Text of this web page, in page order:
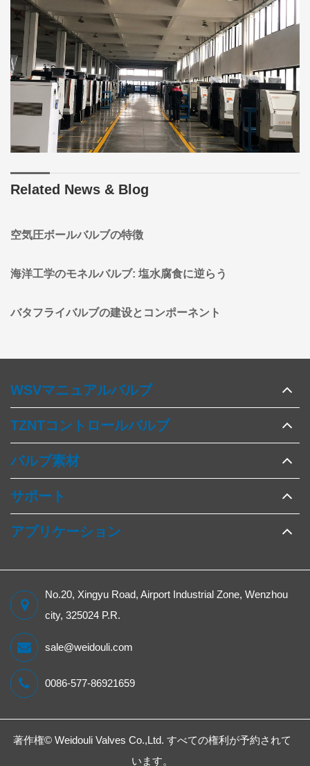
Related News & Blog
空気圧ボールバルブの特徴
海洋工学のモネルバルブ: 塩水腐食に逆らう
バタフライバルブの建设とコンポーネント
WSVマニュアルバルブ
TZNTコントロールバルブ
バルブ素材
サポート
アプリケーション
No.20, Xingyu Road, Airport Industrial Zone, Wenzhou
city, 325024 P.R.
sale@weidouli.com
0086-577-86921659
著作権© Weidouli Valves Co.,Ltd. すべての権利が予約されて
います。